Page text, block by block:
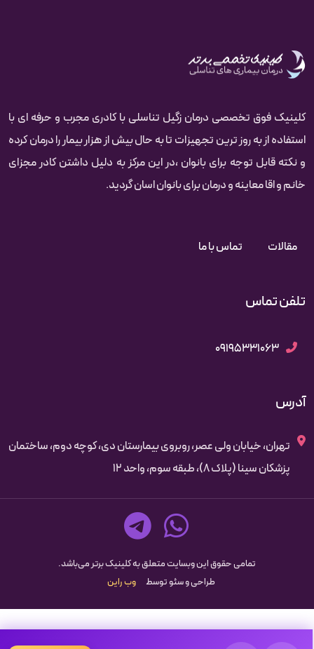
کلینیک فوق تخصصی درمان زگیل تناسلی با کادری مجرب و حرفه ای با
استفاده از به روز ترین تجهیزات تا به حال بیش از هزار بیمار را درمان کرده‌‌‌‌
و نکته قابل توجه برای بانوان ،در این مرکز به دلیل داشتن کادر مجزای
خانم و اقا معاینه و درمان برای بانوان اسان گردید.
مقالات تماس با ما
تلفن تماس
09195331063
آدرس
تهران، خیابان ولی عصر، روبروی بیمارستان دی، کوچه دوم، ساختمان
پزشکان سینا (پلاک 8)، طبقه سوم، واحد 12
تمامی حقوق این وبسایت متعلق به کلینیک برتر می‌باشد.
طراحی و سئو توسط
وب راین